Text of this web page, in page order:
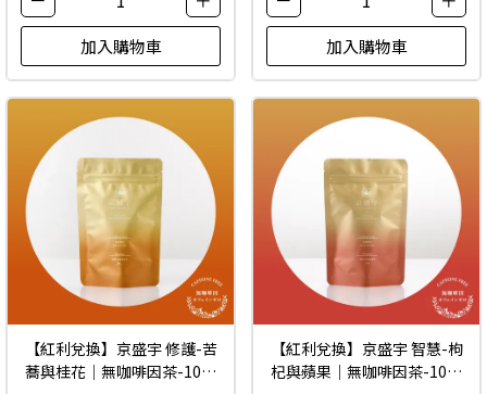
加入購物車 加入購物車
【紅利兌換】京盛宇 修護-苦
蕎與桂花｜無咖啡因茶-10入
【紅利兌換】京盛宇 智慧-枸
杞與蘋果｜無咖啡因茶-10入